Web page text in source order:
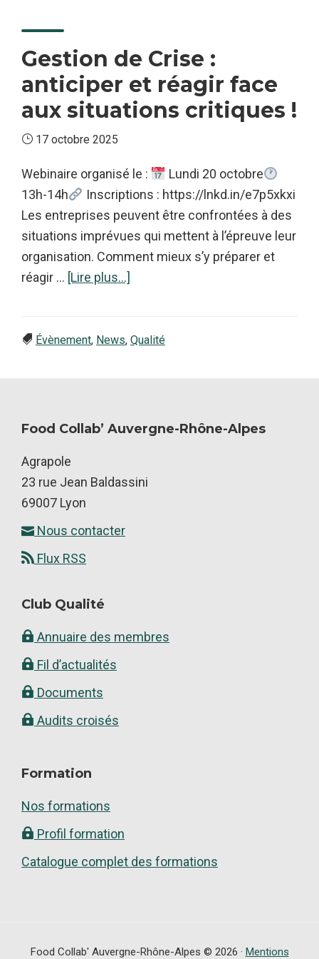
Gestion de Crise :
anticiper et réagir face
aux situations critiques !
17 octobre 2025
Webinaire organisé le :
Lundi 20 octobre
13h-14h
Inscriptions : https://lnkd.in/e7p5xkxi
Les entreprises peuvent être confrontées à des
situations imprévues qui mettent à l’épreuve leur
organisation. Comment mieux s’y préparer et
réagir … [Lire plus...]
Crise
situations
Évènement, News, Qualité
Food Collab’ Auvergne-Rhône-Alpes
Agrapole
23 rue Jean Baldassini
69007 Lyon
Nous contacter
Flux RSS
Club Qualité
Annuaire des membres
Fil d’actualités
Documents
Audits croisés
Formation
Nos formations
Profil formation
Catalogue complet des formations
Food Collab' Auvergne-Rhône-Alpes © 2026 · Mentions